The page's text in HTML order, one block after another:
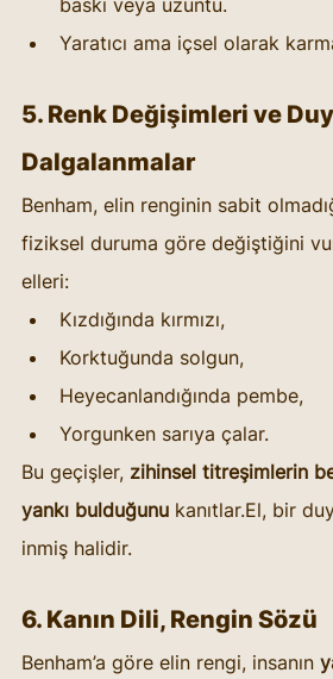
Yaratıcı ama içsel olarak
5. Renk Değişimleri ve
Dalgalanmalar
Benham, elin renginin sabit
fiziksel duruma göre değiştiğini
elleri:
Kızdığında kırmızı,
Korktuğunda solgun,
Heyecanlandığında pembe,
Yorgunken sarıya çalar.
Bu geçişler, zihinsel titreşimlerin
yankı bulduğunu kanıtlar.El, bir
inmiş halidir.
6. Kanın Dili, Rengin Sözü
Benham’a göre elin rengi, insanın